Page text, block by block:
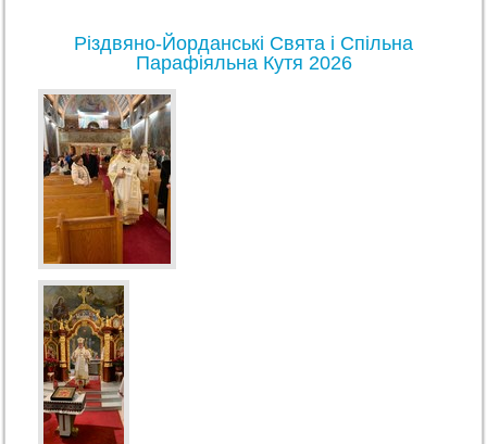
Різдвяно-Йорданські Свята і Спільна
Парафіяльна Кутя 2026